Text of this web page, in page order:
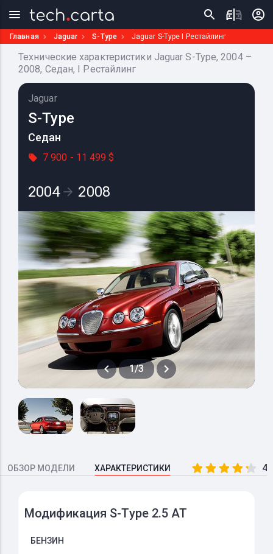
Главная Jaguar S-Type Jaguar S-Type I Рестайлинг
Технические характеристики Jaguar S-Type, 2004 –
2008, Седан, I Рестайлинг
Jaguar
S-Type
Седан
7 900 - 11 499 $
2004 2008
1/3
ОБЗОР МОДЕЛИ ХАРАКТЕРИСТИКИ
Модификация S-Type 2.5 AT
БЕНЗИН